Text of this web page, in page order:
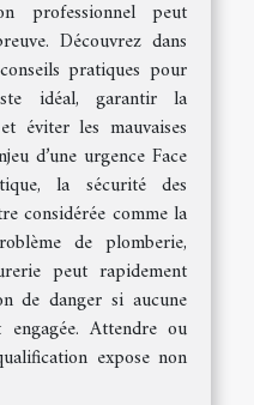
professionnel peut
Découvrez dans
pratiques pour
idéal, garantir la
éviter les mauvaises
d’une urgence Face
la sécurité des
considérée comme la
de plomberie,
peut rapidement
de danger si aucune
engagée. Attendre ou
expose non